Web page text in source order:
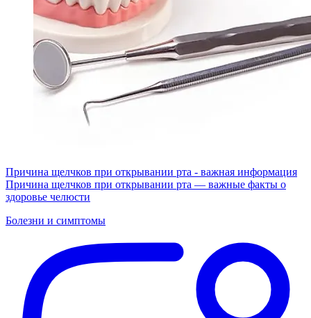
Причина щелчков при открывании рта - важная информация
Причина щелчков при открывании рта — важные факты о
здоровье челюсти
Болезни и симптомы